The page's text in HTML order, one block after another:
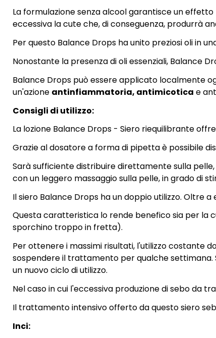
La formulazione senza alcool garantisce un
eccessiva la cute che, di conseguenza, produrrà
Per questo Balance Drops ha unito preziosi oli in
Nonostante la presenza di oli essenziali, Balance
Balance Drops può essere applicato localmente
un'azione antinfiammatoria, antimicotica e
Consigli di utilizzo:
La lozione Balance Drops - Siero riequilibrante
Grazie al dosatore a forma di pipetta è possibile
Sarà sufficiente distribuire direttamente sulla
con un leggero massaggio sulla pelle, in grado di
Il siero Balance Drops ha un doppio utilizzo. Oltre
Questa caratteristica lo rende benefico sia per la
sporchino troppo in fretta).
Per ottenere i massimi risultati, l'utilizzo costante
sospendere il trattamento per qualche
un nuovo ciclo di utilizzo.
Nel caso in cui l'eccessiva produzione di sebo da
Il trattamento intensivo offerto da questo siero
Inci: